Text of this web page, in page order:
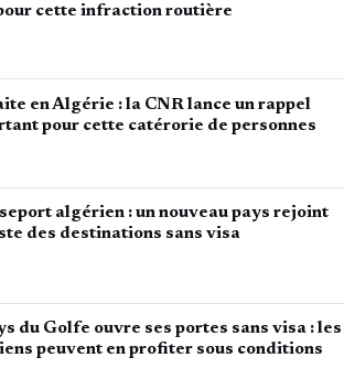
cette infraction routière
en Algérie : la CNR lance un rappel
pour cette catérorie de personnes
algérien : un nouveau pays rejoint
des destinations sans visa
du Golfe ouvre ses portes sans visa : les
peuvent en profiter sous conditions